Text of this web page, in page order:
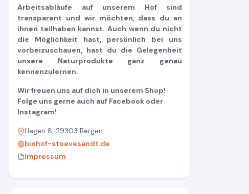
Arbeitsabläufe auf unserem Hof sind
transparent und wir möchten, dass du an
ihnen teilhaben kannst. Auch wenn du nicht
die Möglichkeit hast, persönlich bei uns
vorbeizuschauen, hast du die Gelegenheit
unsere Naturprodukte ganz genau
kennenzulernen.
Wir freuen uns auf dich in unserem Shop!
Folge uns gerne auch auf Facebook ­­oder
Instagram!
Hagen 8, 29303 Bergen
biohof-stoevesandt.de
Impressum